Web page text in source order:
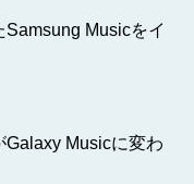
Musicをイ
Musicに変わ